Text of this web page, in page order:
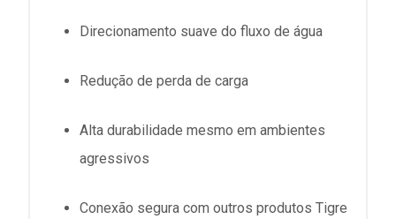
Direcionamento suave do fluxo de água
Redução de perda de carga
Alta durabilidade mesmo em ambientes
agressivos
Conexão segura com outros produtos Tigre